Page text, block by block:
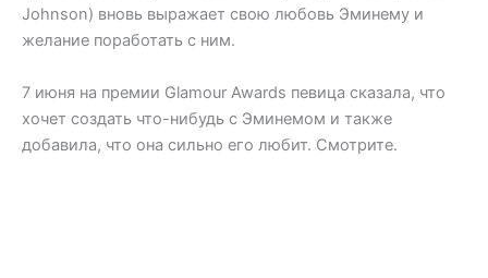
Johnson) вновь выражает свою любовь Эминему и
желание поработать с ним.
7 июня на премии Glamour Awards певица сказала, что
хочет создать что-нибудь с Эминемом и также
добавила, что она сильно его любит. Смотрите.